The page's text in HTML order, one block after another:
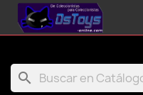
search